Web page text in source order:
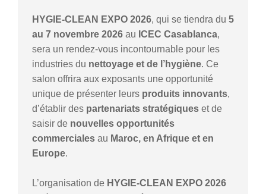
HYGIE-CLEAN EXPO 2026, qui se tiendra du 5
au 7 novembre 2026 au ICEC Casablanca,
sera un rendez-vous incontournable pour les
industries du nettoyage et de l’hygiène. Ce
salon offrira aux exposants une opportunité
unique de présenter leurs produits innovants,
d’établir des partenariats stratégiques et de
saisir de nouvelles opportunités
commerciales au Maroc, en Afrique et en
Europe.
L’organisation de HYGIE-CLEAN EXPO 2026